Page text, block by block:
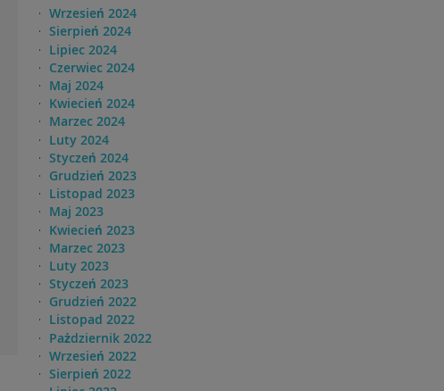
Wrzesień 2024
Sierpień 2024
Lipiec 2024
Czerwiec 2024
Maj 2024
Kwiecień 2024
Marzec 2024
Luty 2024
Styczeń 2024
Grudzień 2023
Listopad 2023
Maj 2023
Kwiecień 2023
Marzec 2023
Luty 2023
Styczeń 2023
Grudzień 2022
Listopad 2022
Pażdziernik 2022
Wrzesień 2022
Sierpień 2022